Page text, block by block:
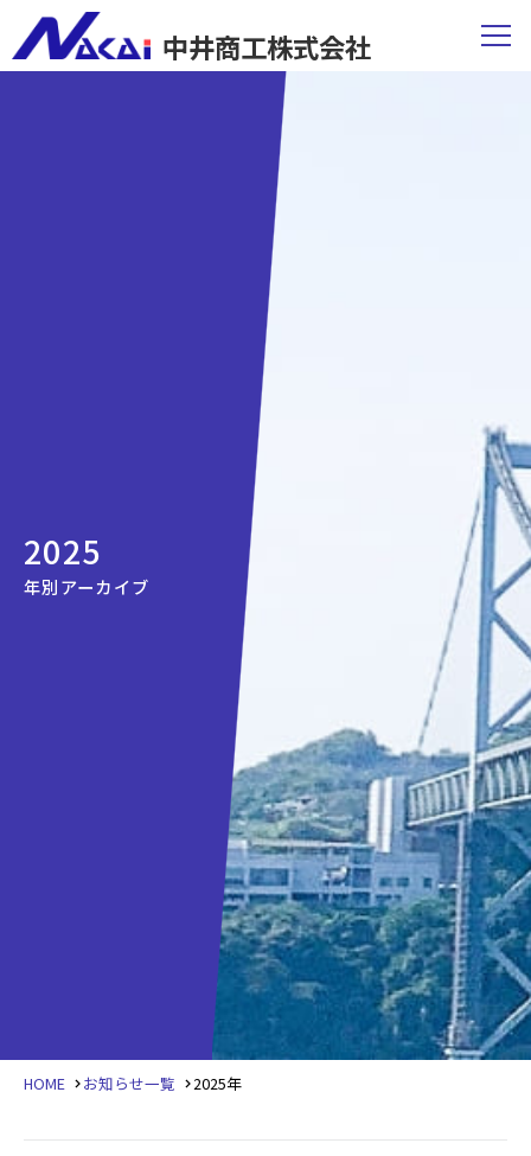
中井商工株式会社
2025
年別アーカイブ
HOME お知らせ一覧 2025年